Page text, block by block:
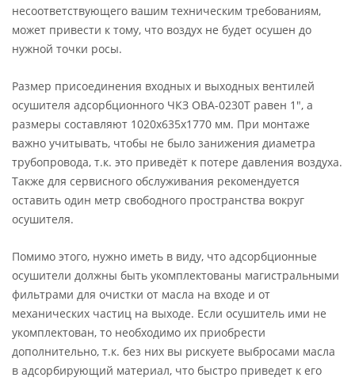
несоответствующего вашим техническим требованиям,
может привести к тому, что воздух не будет осушен до
нужной точки росы.
Размер присоединения входных и выходных вентилей
осушителя адсорбционного ЧКЗ ОВА-0230Т равен 1", а
размеры составляют 1020х635х1770 мм. При монтаже
важно учитывать, чтобы не было занижения диаметра
трубопровода, т.к. это приведёт к потере давления воздуха.
Также для сервисного обслуживания рекомендуется
оставить один метр свободного пространства вокруг
осушителя.
Помимо этого, нужно иметь в виду, что адсорбционные
осушители должны быть укомплектованы магистральными
фильтрами для очистки от масла на входе и от
механических частиц на выходе. Если осушитель ими не
укомплектован, то необходимо их приобрести
дополнительно, т.к. без них вы рискуете выбросами масла
в адсорбирующий материал, что быстро приведет к его